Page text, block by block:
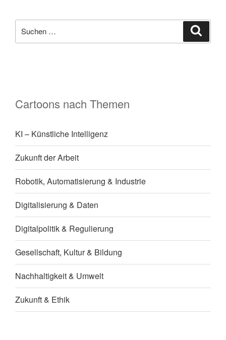
nach:
Cartoons nach Themen
KI – Künstliche Intelligenz
Zukunft der Arbeit
Robotik, Automatisierung & Industrie
Digitalisierung & Daten
Digitalpolitik & Regulierung
Gesellschaft, Kultur & Bildung
Nachhaltigkeit & Umwelt
Zukunft & Ethik